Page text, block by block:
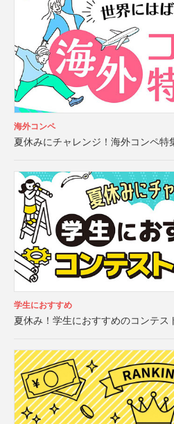
海外コンペ
夏休みにチャレンジ！海外コンペ特
学生におすすめ
夏休み！学生におすすめのコンテス